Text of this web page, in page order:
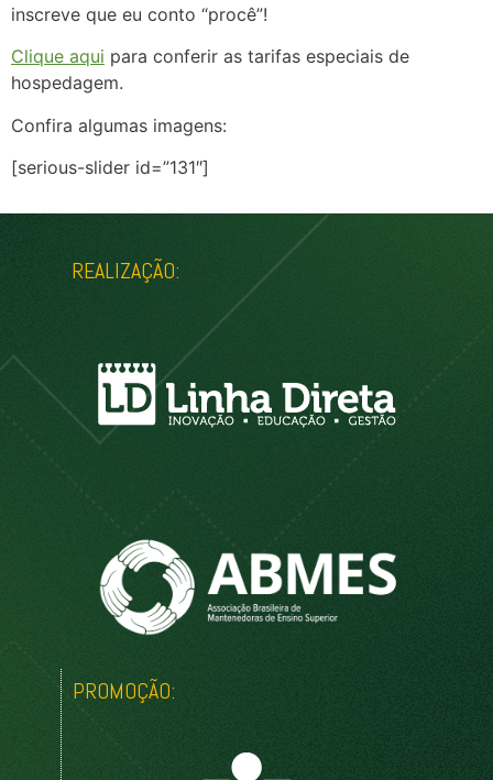
inscreve que eu conto “procê”!
Clique aqui para conferir as tarifas especiais de
hospedagem.
Confira algumas imagens:
[serious-slider id=”131″]
REALIZAÇÃO:
PROMOÇÃO: